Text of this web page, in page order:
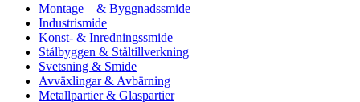
Montage – & Byggnadssmide
Industrismide
Konst- & Inredningssmide
Stålbyggen & Ståltillverkning
Svetsning & Smide
Avväxlingar & Avbärning
Metallpartier & Glaspartier